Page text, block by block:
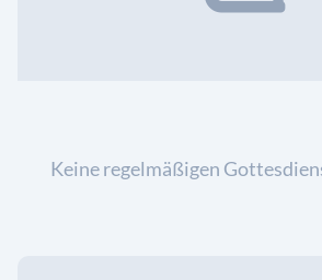
Keine regelmäßigen